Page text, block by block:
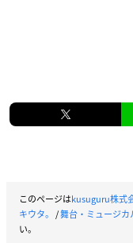
このページはkusuguru株式
キウタ。 /舞台・ミュージカ
い。